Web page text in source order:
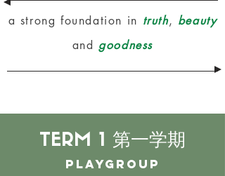
a strong foundation in truth, beauty
and goodness
TERM 1 第一学期
Playgroup